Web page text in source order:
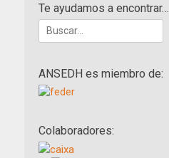
Te ayudamos a encontrar…
Buscar:
ANSEDH es miembro de:
Colaboradores: